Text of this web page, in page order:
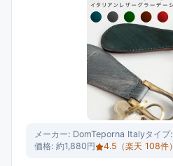
メーカー: DomTeporna Italyタイプ:
価格: 約1,880円 4.5 （楽天 108件）